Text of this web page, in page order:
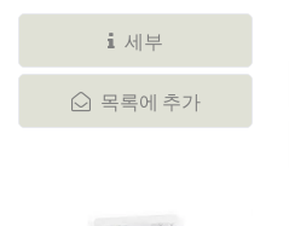
세부
목록에 추가